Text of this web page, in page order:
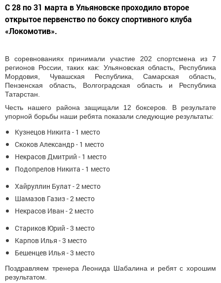
С 28 по 31 марта в Ульяновске проходило второе
открытое первенство по боксу спортивного клуба
«Локомотив».
В соревнованиях принимали участие 202 спортсмена из 7
регионов России, таких как: Ульяновская область, Республика
Мордовия, Чувашская Республика, Самарская область,
Пензенская область, Волгоградская область и Республика
Татарстан.
Честь нашего района защищали 12 боксеров. В результате
упорной борьбы наши ребята показали следующие результаты:
Кузнецов Никита - 1 место
Скоков Александр - 1 место
Некрасов Дмитрий - 1 место
Подопрелов Никита - 1 место
Хайруллин Булат - 2 место
Шамазов Газиз - 2 место
Некрасов Иван - 2 место
Стариков Юрий - 3 место
Карпов Илья - 3 место
Бешенцев Илья - 3 место
Поздравляем тренера Леонида Шабалина и ребят с хорошим
результатом.